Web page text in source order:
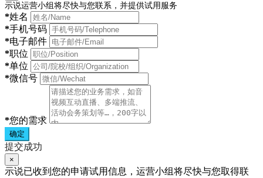
示说运营小组将尽快与您联系，并提供试用服务
*姓名
*手机号码
*电子邮件
*职位
*单位
*微信号
*您的需求
确定
提交成功
×
示说已收到您的申请试用信息，运营小组将尽快与您取得联